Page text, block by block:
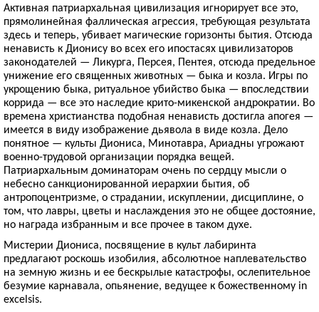
Активная патриархальная цивилизация игнорирует все это,
прямолинейная фаллическая агрессия, требующая результата
здесь и теперь, убивает магические горизонты бытия. Отсюда
ненависть к Дионису во всех его ипостасях цивилизаторов
законодателей — Ликурга, Персея, Пентея, отсюда предельное
унижение его священных животных — быка и козла. Игры по
укрощению быка, ритуальное убийство быка — впоследствии
коррида — все это наследие крито-микенской андрократии. Во
времена христианства подобная ненависть достигла апогея —
имеется в виду изображение дьявола в виде козла. Дело
понятное — культы Диониса, Минотавра, Ариадны угрожают
военно-трудовой организации порядка вещей.
Патриархальным доминаторам очень по сердцу мысли о
небесно санкционированной иерархии бытия, об
антропоцентризме, о страдании, искуплении, дисциплине, о
том, что лавры, цветы и наслаждения это не общее достояние,
но награда избранным и все прочее в таком духе.
Мистерии Диониса, посвящение в культ лабиринта
предлагают роскошь изобилия, абсолютное наплевательство
на земную жизнь и ее бескрылые катастрофы, ослепительное
безумие карнавала, опьянение, ведущее к божественному in
excelsis.